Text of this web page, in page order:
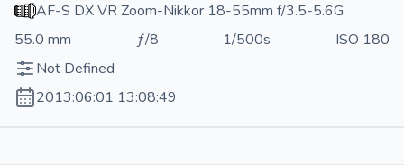
AF-S DX VR Zoom-Nikkor 18-55mm f/3.5-5.6G
55.0 mm
ƒ/8 1/500s
ISO 180
Not Defined
2013:06:01 13:08:49